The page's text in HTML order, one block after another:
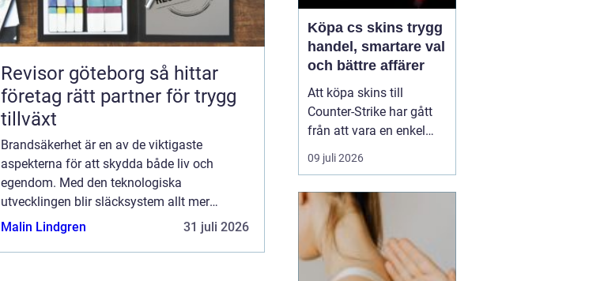
Revisor göteborg så hittar
företag rätt partner för trygg
tillväxt
Brandsäkerhet är en av de viktigaste
aspekterna för att skydda både liv och
egendom. Med den teknologiska
utvecklingen blir släcksystem allt mer
avancerade och anpassningsbara.
Malin Lindgren 31 juli 2026
Köpa cs skins trygg
handel, smartare val
och bättre affärer
Att köpa skins till
Counter-Strike har gått
från att vara en enkel
hobby till att bli en egen
liten ekonomi. Värdet på
vapen kan motsvara en
mobiltelefon, och
misstag kan bli dyra.
Därför söker många
09 juli 2026